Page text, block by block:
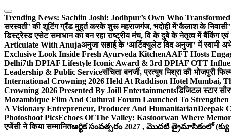
Skip
to
content
Trending News: Sachiin Joshi: Jodhpur’s Own Who
सरस्वती’ की शूटिंग ग्रैंड मुहूर्त करके शुरू महराजगंज, भदोही में‘कैलाश के
डिस्ट्रेस्ड एसेट समाधान का बन रहा राष्ट्रीय मंच, वि के दुबे के नेतृत्व में बैंकिंग
Articulate With Anujaअनुजा सहाई के ‘आर्टिक्युलेट विद अनुजा’ में स्वामी
Exclusive Look Inside Fresh Ayurveda KitchenAAFT Hosts
Delhi7th DPIAF Lifestyle Iconic Award & 3rd DPIAF OTT
Leadership & Public Serviceसंचिता बनर्जी, प्रत्युष मिश्रा की भोजपुरी
International Crowning 2026 Held At Raddison Hotel Mumbai,
Crowning 2026 Presented By Joill Entertainmentsडिजिटल स्टार
Mozambique Film And Cultural Forum Launched To
A Visionary Entrepreneur, Producer And HumanitarianDeepak
Photoshoot PicsEchoes Of The Valley: Kastoorwan Where
एजेंसी ने किया सम्मानितఆర్థిక సంవత్సరం 2027 , మొదటి త్రైమాసికంలో